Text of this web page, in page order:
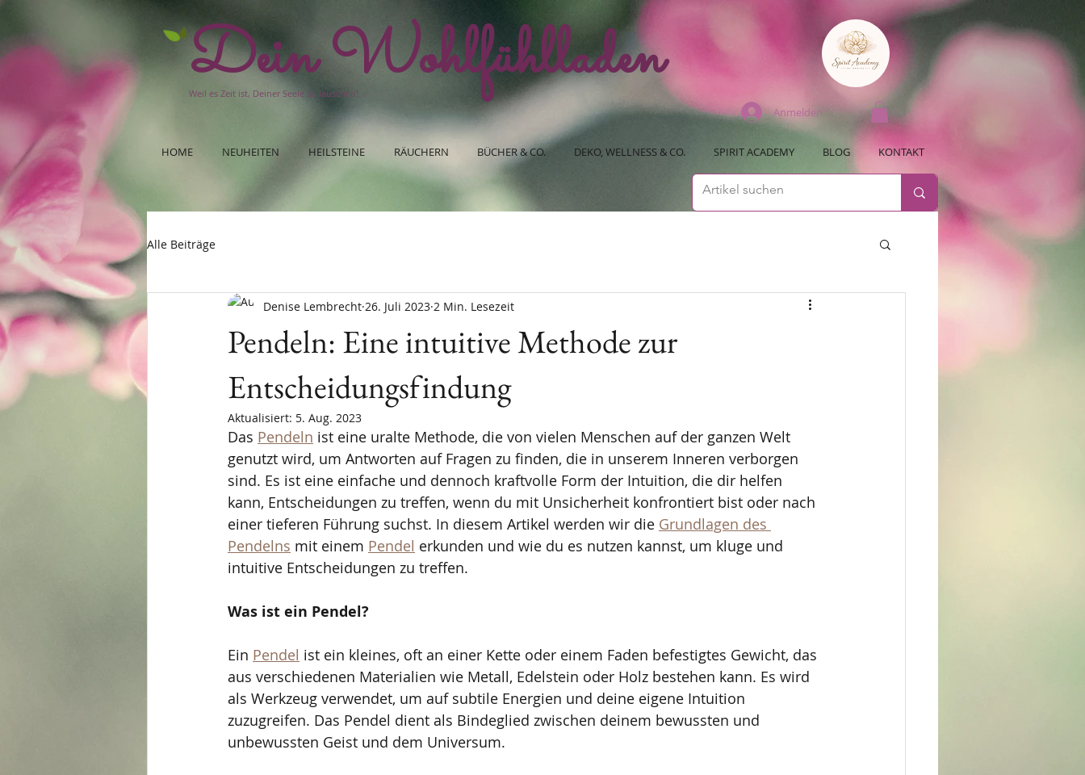
Dein Wohlfühlladen
Weil es Zeit ist, Deiner Seele zu lauschen!
Anmelden
HOME NEUHEITEN HEILSTEINE RÄUCHERN BÜCHER & CO. DEKO, WELLNESS & CO. SPIRIT ACADEMY BLOG KONTAKT
Alle Beiträge
Pendeln: Eine intuitive Methode zur
Entscheidungsfindung
Denise Lembrecht 26. Juli 2023 2 Min. Lesezeit
Aktualisiert: 5. Aug. 2023
Das Pendeln ist eine uralte Methode, die von vielen Menschen auf der ganzen Welt
genutzt wird, um Antworten auf Fragen zu finden, die in unserem Inneren verborgen
sind. Es ist eine einfache und dennoch kraftvolle Form der Intuition, die dir helfen
kann, Entscheidungen zu treffen, wenn du mit Unsicherheit konfrontiert bist oder nach
einer tieferen Führung suchst. In diesem Artikel werden wir die Grundlagen des
Pendelns mit einem Pendel erkunden und wie du es nutzen kannst, um kluge und
intuitive Entscheidungen zu treffen.
Was ist ein Pendel?
Ein Pendel ist ein kleines, oft an einer Kette oder einem Faden befestigtes Gewicht, das
aus verschiedenen Materialien wie Metall, Edelstein oder Holz bestehen kann. Es wird
als Werkzeug verwendet, um auf subtile Energien und deine eigene Intuition
zuzugreifen. Das Pendel dient als Bindeglied zwischen deinem bewussten und
unbewussten Geist und dem Universum.